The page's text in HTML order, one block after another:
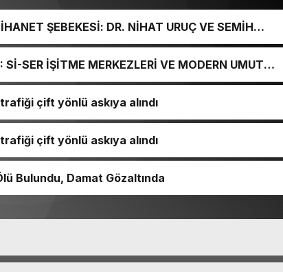
ŞEBEKESİ: DR. NİHAT URUÇ VE SEMİH
Sİ-SER İŞİTME MERKEZLERİ VE MODERN UMUT
çift yönlü askıya alındı
çift yönlü askıya alındı
Bulundu, Damat Gözaltında